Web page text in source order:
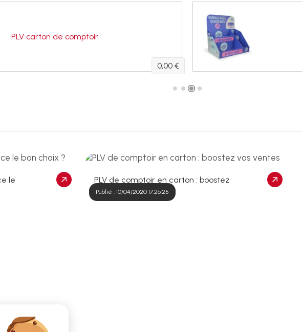
PLV carton de comptoir
0,00 €
le
PLV de comptoir en carton : boostez
vos ventes
Publié : 10/04/2020 17:26:25